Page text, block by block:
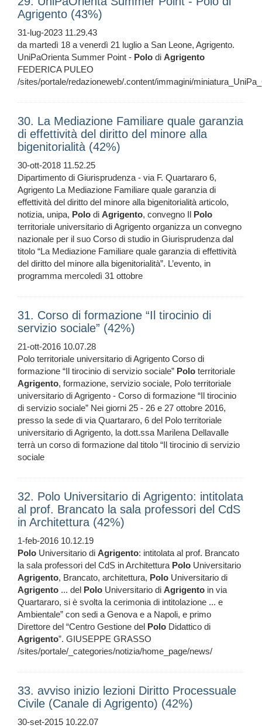
Agrigento (43%)
31-lug-2023 11.29.43
da martedì 18 a venerdì 21 luglio a San Leone, Agrigento.
UniPaOrienta Summer Point - Polo di Agrigento
FEDERICA PULEO
/sites/portale/redazioneweb/.content/immagini/
30. La Mediazione Familiare quale garanzia
di effettività del diritto del minore alla
bigenitorialità (42%)
30-ott-2018 11.52.25
Dipartimento di Giurisprudenza - via F. Quartararo 6,
Agrigento La Mediazione Familiare quale garanzia di
effettività del diritto del minore alla bigenitorialità articolo,
notizia, unipa, Polo di Agrigento, convegno Il Polo
territoriale universitario di Agrigento organizza un convegno
nazionale per il suo Corso di studio in Giurisprudenza dal
titolo “La Mediazione Familiare quale garanzia di effettività
del diritto del minore alla bigenitorialità”. L’evento, in
programma mercoledì 31 ottobre
31. Corso di formazione “Il tirocinio di
servizio sociale” (42%)
21-ott-2016 10.07.28
Polo territoriale universitario di Agrigento Corso di
formazione “Il tirocinio di servizio sociale” Polo territoriale
Agrigento, formazione, servizio sociale, Polo territoriale
universitario di Agrigento - Corso di formazione “Il tirocinio
di servizio sociale” Nei giorni 25 - 26 e 27 ottobre 2016,
presso la sede di via Quartararo, 6 del Polo territoriale
universitario di Agrigento, la dott.ssa Marilena Dellavalle
terrà un corso di formazione dal titolo “Il tirocinio di servizio
sociale
32. Polo Universitario di Agrigento: intitolata
al prof. Brancato la sala professori del CdS
in Architettura (42%)
1-feb-2016 10.12.19
Polo Universitario di Agrigento: intitolata al prof. Brancato
la sala professori del CdS in Architettura Polo Universitario
Agrigento, Brancato, architettura, Polo Universitario di
Agrigento ... del Polo Universitario di Agrigento in via
Quartararo, si è svolta la cerimonia di intitolazione ... e
Ambientale” con sedi a Genova e a Napoli, e primo
Direttore del “Centro Gestione del Polo Didattico di
Agrigento”. GIUSEPPE GRASSO
/sites/portale/_categories/notizia/home_page/news/
33. avviso inizio lezioni Diritto Processuale
Civile (Canale di Agrigento) (42%)
30-set-2015 10.22.07